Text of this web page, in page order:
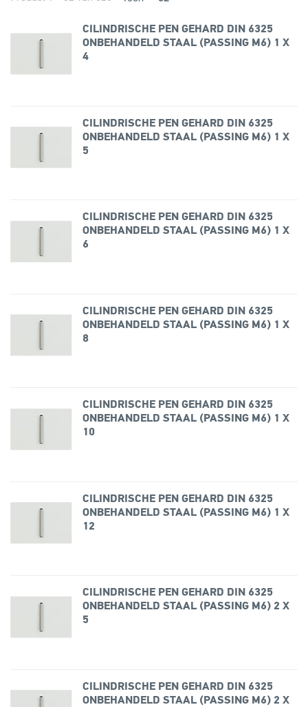
CILINDRISCHE PEN GEHARD DIN 6325
ONBEHANDELD STAAL (PASSING M6) 1 X
4
CILINDRISCHE PEN GEHARD DIN 6325
ONBEHANDELD STAAL (PASSING M6) 1 X
5
CILINDRISCHE PEN GEHARD DIN 6325
ONBEHANDELD STAAL (PASSING M6) 1 X
6
CILINDRISCHE PEN GEHARD DIN 6325
ONBEHANDELD STAAL (PASSING M6) 1 X
8
CILINDRISCHE PEN GEHARD DIN 6325
ONBEHANDELD STAAL (PASSING M6) 1 X
10
CILINDRISCHE PEN GEHARD DIN 6325
ONBEHANDELD STAAL (PASSING M6) 1 X
12
CILINDRISCHE PEN GEHARD DIN 6325
ONBEHANDELD STAAL (PASSING M6) 2 X
5
CILINDRISCHE PEN GEHARD DIN 6325
ONBEHANDELD STAAL (PASSING M6) 2 X